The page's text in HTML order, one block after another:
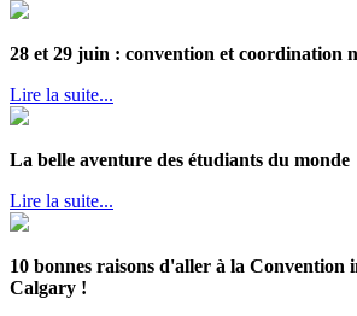
28 et 29 juin : convention et coordination
Lire la suite...
La belle aventure des étudiants du monde
Lire la suite...
10 bonnes raisons d'aller à la Convention
Calgary !